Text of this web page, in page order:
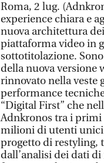
Roma, 2 lug.
experience chiara e
nuova architettura
piattaforma video in
sottotitolazione.
della nuova versione
rinnovato nella veste
performance
“Digital First” che
Adnkronos tra i
milioni di utenti unici
progetto di restyling,
dall’analisi dei dati